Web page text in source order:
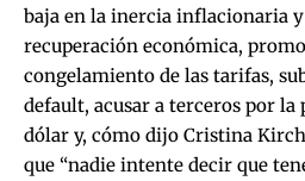
baja en la inercia inflacionaria
recuperación económica,
congelamiento de las tarifas,
default, acusar a terceros por la
dólar y, cómo dijo Cristina
que “nadie intente decir que